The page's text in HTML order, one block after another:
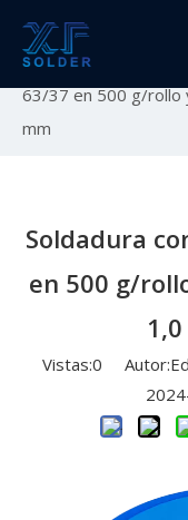
Usted está aquí:
de nuevo producto
63/37 en 500 g/rollo
mm
Soldadura
en 500 g/
Vistas:0